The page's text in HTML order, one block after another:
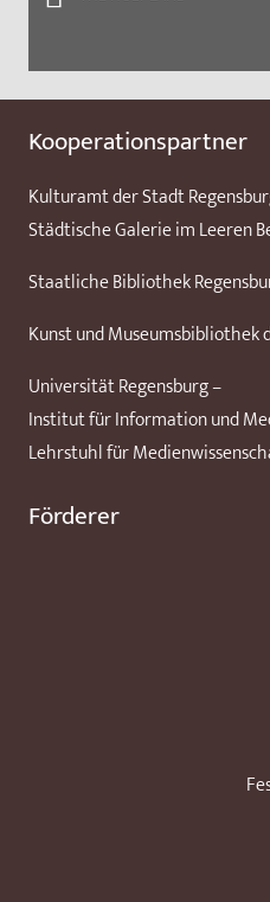
Kooperationspartner
Kulturamt der Stadt
Städtische Galerie im Leeren
Staatliche Bibliothek
Kunst und Museumsbibliothek
Universität Regensburg –
Institut für Information und
Lehrstuhl für
Förderer